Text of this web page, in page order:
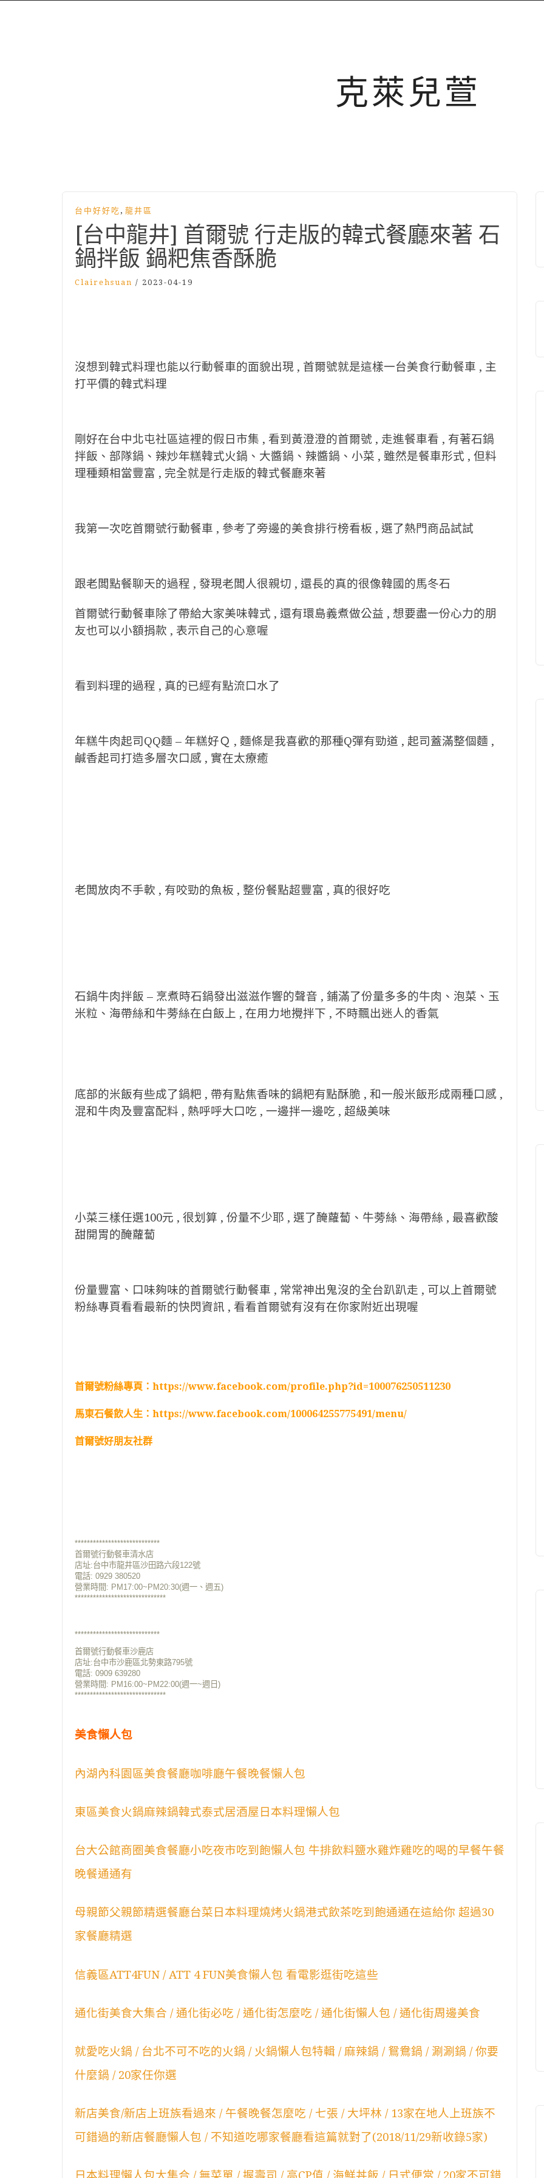
克萊兒萱
台中好好吃 , 龍井區
[台中龍井] 首爾號 行走版的韓式餐廳來著 石
鍋拌飯 鍋粑焦香酥脆
Clairehsuan / 2023-04-19
沒想到韓式料理也能以行動餐車的面貌出現 , 首爾號就是這樣一台美食行動餐車 , 主
打平價的韓式料理
剛好在台中北屯社區這裡的假日市集 , 看到黃澄澄的首爾號 , 走進餐車看 , 有著石鍋
拌飯、部隊鍋、辣炒年糕韓式火鍋、大醬鍋、辣醬鍋、小菜 , 雖然是餐車形式 , 但料
理種類相當豐富 , 完全就是行走版的韓式餐廳來著
我第一次吃首爾號行動餐車 , 參考了旁邊的美食排行榜看板 , 選了熱門商品試試
跟老闆點餐聊天的過程 , 發現老闆人很親切 , 還長的真的很像韓國的馬冬石
首爾號行動餐車除了帶給大家美味韓式 , 還有環島義煮做公益 , 想要盡一份心力的朋
友也可以小額捐款 , 表示自己的心意喔
看到料理的過程 , 真的已經有點流口水了
年糕牛肉起司QQ麵 – 年糕好Ｑ , 麵條是我喜歡的那種Q彈有勁道 , 起司蓋滿整個麵 ,
鹹香起司打造多層次口感 , 實在太療癒
老闆放肉不手軟 , 有咬勁的魚板 , 整份餐點超豐富 , 真的很好吃
石鍋牛肉拌飯 – 烹煮時石鍋發出滋滋作響的聲音 , 鋪滿了份量多多的牛肉、泡菜、玉
米粒、海帶絲和牛蒡絲在白飯上 , 在用力地攪拌下 , 不時飄出迷人的香氣
底部的米飯有些成了鍋粑 , 帶有點焦香味的鍋粑有點酥脆 , 和一般米飯形成兩種口感 ,
混和牛肉及豐富配料 , 熱呼呼大口吃 , 一邊拌一邊吃 , 超級美味
小菜三樣任選100元 , 很划算 , 份量不少耶 , 選了醃蘿蔔、牛蒡絲、海帶絲 , 最喜歡酸
甜開胃的醃蘿蔔
份量豐富、口味夠味的首爾號行動餐車 , 常常神出鬼沒的全台趴趴走 , 可以上首爾號
粉絲專頁看看最新的快閃資訊 , 看看首爾號有沒有在你家附近出現喔
首爾號粉絲專頁： https://www.facebook.com/profile.php?id=100076250511230
馬東石餐飲人生： https://www.facebook.com/100064255775491/menu/
首爾號好朋友社群
****************************
首爾號行動餐車清水店
店址:台中市龍井區沙田路六段122號
電話: 0929 380520
營業時間: PM17:00~PM20:30(週一、週五)
******************************
****************************
首爾號行動餐車沙鹿店
店址:台中市沙鹿區北勢東路795號
電話: 0909 639280
營業時間: PM16:00~PM22:00(週一~週日)
******************************
美食懶人包
內湖內科園區美食餐廳咖啡廳午餐晚餐懶人包
東區美食火鍋麻辣鍋韓式泰式居酒屋日本料理懶人包
台大公館商圈美食餐廳小吃夜市吃到飽懶人包 牛排飲料鹽水雞炸雞吃的喝的早餐午餐
晚餐通通有
母親節父親節精選餐廳台菜日本料理燒烤火鍋港式飲茶吃到飽通通在這給你 超過30
家餐廳精選
信義區ATT4FUN / ATT 4 FUN美食懶人包 看電影逛街吃這些
通化街美食大集合 / 通化街必吃 / 通化街怎麼吃 / 通化街懶人包 / 通化街周邊美食
就愛吃火鍋 / 台北不可不吃的火鍋 / 火鍋懶人包特輯 / 麻辣鍋 / 鴛鴦鍋 / 涮涮鍋 / 你要
什麼鍋 / 20家任你選
新店美食/新店上班族看過來 / 午餐晚餐怎麼吃 / 七張 / 大坪林 / 13家在地人上班族不
可錯過的新店餐廳懶人包 / 不知道吃哪家餐廳看這篇就對了(2018/11/29新收錄5家)
日本料理懶人包大集合 / 無菜單 / 握壽司 / 高CP值 / 海鮮丼飯 / 日式便當 / 20家不可錯